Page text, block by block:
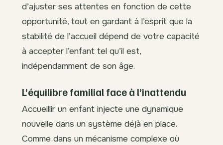
d’ajuster ses attentes en fonction de cette
opportunité, tout en gardant à l’esprit que la
stabilité de l’accueil dépend de votre capacité
à accepter l’enfant tel qu’il est,
indépendamment de son âge.
L’équilibre familial face à l’inattendu
Accueillir un enfant injecte une dynamique
nouvelle dans un système déjà en place.
Comme dans un mécanisme complexe où